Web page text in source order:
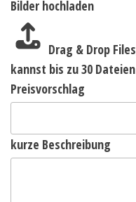
Bilder hochladen
Drag & Drop
kannst bis zu 30
Preisvorschlag
kurze Beschreibung